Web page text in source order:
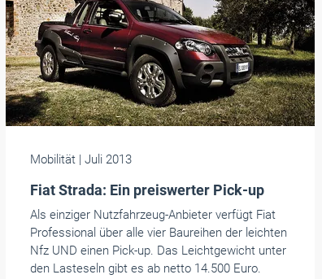
Mobilität | Juli 2013
Fiat Strada: Ein preiswerter Pick-up
Als einziger Nutzfahrzeug-Anbieter verfügt Fiat
Professional über alle vier Baureihen der leichten
Nfz UND einen Pick-up. Das Leichtgewicht unter
den Lasteseln gibt es ab netto 14.500 Euro.